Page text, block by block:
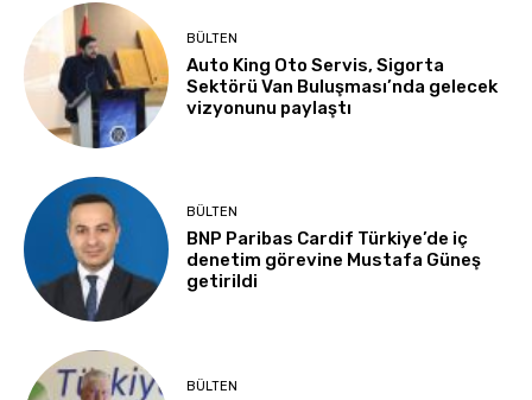
BÜLTEN
Auto King Oto Servis, Sigorta
Sektörü Van Buluşması’nda gelecek
vizyonunu paylaştı
BÜLTEN
BNP Paribas Cardif Türkiye’de iç
denetim görevine Mustafa Güneş
getirildi
BÜLTEN